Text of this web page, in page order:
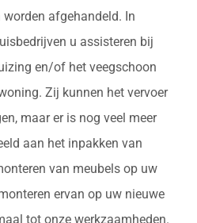
worden afgehandeld. In
u assisteren bij
en/of het veegschoon
Zij kunnen het vervoer
maar er is nog veel meer
aan het inpakken van
van meubels op uw
ervan op uw nieuwe
tot onze werkzaamheden.